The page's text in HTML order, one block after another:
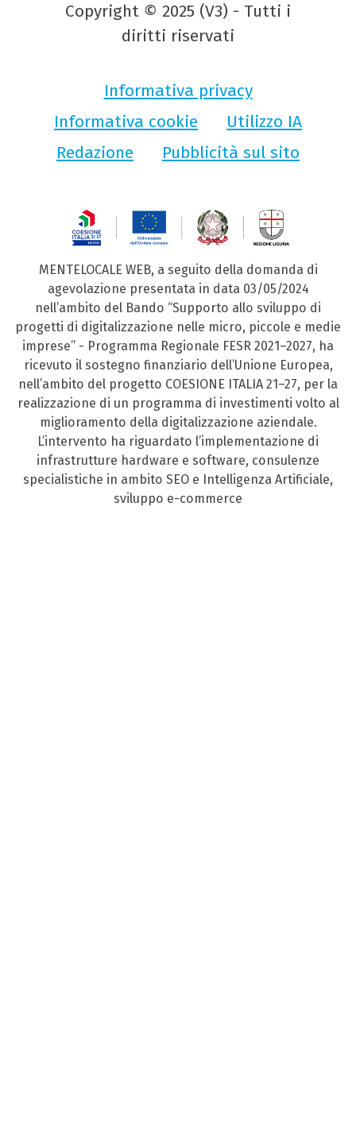
Copyright © 2025 (V3) - Tutti i
diritti riservati
Informativa privacy
Informativa cookie
Utilizzo IA
Redazione
Pubblicità sul sito
MENTELOCALE WEB, a seguito della domanda di
agevolazione presentata in data 03/05/2024
nell’ambito del Bando “Supporto allo sviluppo di
progetti di digitalizzazione nelle micro, piccole e medie
imprese” - Programma Regionale FESR 2021–2027, ha
ricevuto il sostegno finanziario dell’Unione Europea,
nell’ambito del progetto COESIONE ITALIA 21–27, per la
realizzazione di un programma di investimenti volto al
miglioramento della digitalizzazione aziendale.
L’intervento ha riguardato l’implementazione di
infrastrutture hardware e software, consulenze
specialistiche in ambito SEO e Intelligenza Artificiale,
sviluppo e-commerce